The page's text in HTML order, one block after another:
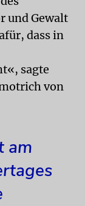
und Gewalt
dass in
sagte
von
am